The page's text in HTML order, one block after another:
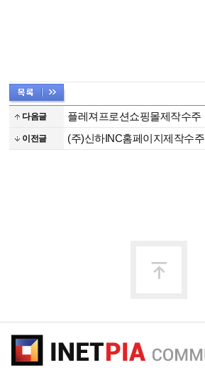
다음글 플레져프로션쇼핑몰제작수주
이전글 (주)신하INC홈페이지제작수주
로